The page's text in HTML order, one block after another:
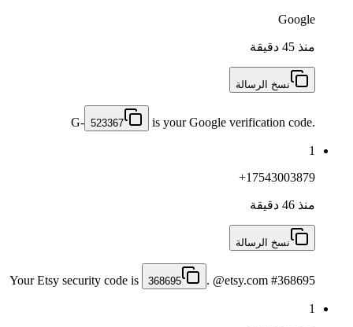
Google
منذ 45 دقيقة
نسخ الرسالة
G- 523367 is your Google verification code.
1
+17543003879
منذ 46 دقيقة
نسخ الرسالة
Your Etsy security code is 368695 . @etsy.com #368695
1